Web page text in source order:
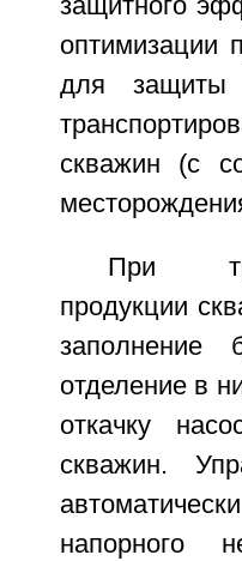
защитного
оптимизации
для защиты
скважин (с
При
продукции
заполнение
отделение в
откачку
скважин.
напорного